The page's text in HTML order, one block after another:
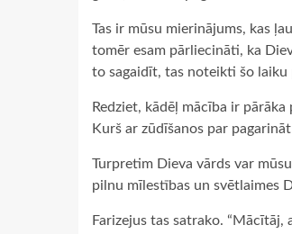
Tas ir mūsu mierinājums, kas
tomēr esam pārliecināti, ka
to sagaidīt, tas noteikti šo laiku
Redziet, kādēļ mācība ir
Kurš ar zūdīšanos par
Turpretim Dieva vārds var
pilnu mīlestības un svētlaimes
Farizejus tas satrako. “Mācītāj,